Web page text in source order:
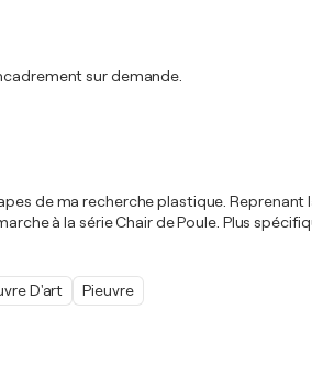
sur demande.
de ma recherche plastique.
à la série Chair de Poule. Plus
D'art Pieuvre